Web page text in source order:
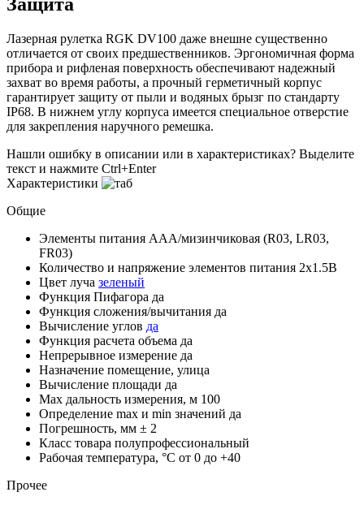
Защита
Лазерная рулетка RGK DV100 даже внешне существенно
отличается от своих предшественников. Эргономичная форма
прибора и рифленая поверхность обеспечивают надежный
захват во время работы, а прочный герметичный корпус
гарантирует защиту от пыли и водяных брызг по стандарту
IP68. В нижнем углу корпуса имеется специальное отверстие
для закрепления наручного ремешка.
Нашли ошибку в описании или в характеристиках? Выделите
текст и нажмите Ctrl+Enter
Характеристики
Общие
Элементы питания AAA/мизинчиковая (R03, LR03,
FR03)
Количество и напряжение элементов питания 2х1.5В
Цвет луча зеленый
Функция Пифагора да
Функция сложения/вычитания да
Вычисление углов да
Функция расчета объема да
Непрерывное измерение да
Назначение помещение, улица
Вычисление площади да
Мах дальность измерения, м 100
Определение mах и min значений да
Погрешность, мм ± 2
Класс товара полупрофессиональный
Рабочая температура, °С от 0 до +40
Прочее